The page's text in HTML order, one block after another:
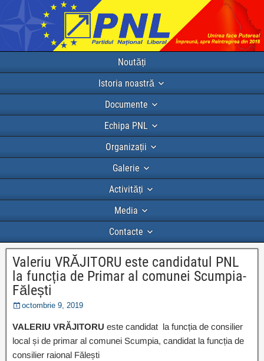
Noutăți
Istoria noastră
Documente
Echipa PNL
Organizații
Galerie
Activități
Media
Contacte
Valeriu VRĂJITORU este candidatul PNL
la funcția de Primar al comunei Scumpia-
Fălești
octombrie 9, 2019
VALERIU VRĂJITORU este candidat la funcția de consilier
local și de primar al comunei Scumpia, candidat la funcția de
consilier raional Fălești